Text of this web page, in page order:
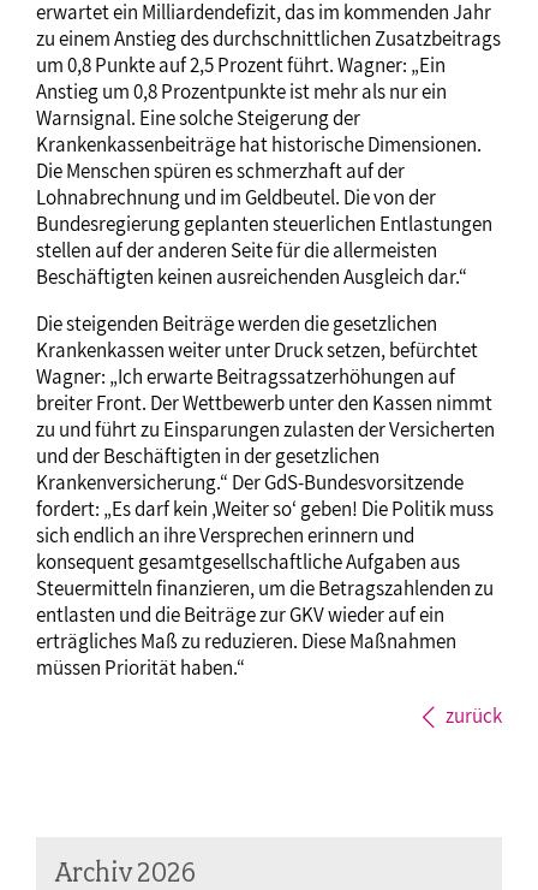
erwartet ein Milliardendefizit, das im kommenden Jahr
zu einem Anstieg des durchschnittlichen Zusatzbeitrags
um 0,8 Punkte auf 2,5 Prozent führt. Wagner: „Ein
Anstieg um 0,8 Prozentpunkte ist mehr als nur ein
Warnsignal. Eine solche Steigerung der
Krankenkassenbeiträge hat historische Dimensionen.
Die Menschen spüren es schmerzhaft auf der
Lohnabrechnung und im Geldbeutel. Die von der
Bundesregierung geplanten steuerlichen Entlastungen
stellen auf der anderen Seite für die allermeisten
Beschäftigten keinen ausreichenden Ausgleich dar.“
Die steigenden Beiträge werden die gesetzlichen
Krankenkassen weiter unter Druck setzen, befürchtet
Wagner: „Ich erwarte Beitragssatzerhöhungen auf
breiter Front. Der Wettbewerb unter den Kassen nimmt
zu und führt zu Einsparungen zulasten der Versicherten
und der Beschäftigten in der gesetzlichen
Krankenversicherung.“ Der GdS-Bundesvorsitzende
fordert: „Es darf kein ‚Weiter so‘ geben! Die Politik muss
sich endlich an ihre Versprechen erinnern und
konsequent gesamtgesellschaftliche Aufgaben aus
Steuermitteln finanzieren, um die Betragszahlenden zu
entlasten und die Beiträge zur GKV wieder auf ein
erträgliches Maß zu reduzieren. Diese Maßnahmen
müssen Priorität haben.“
zurück
Archiv 2026